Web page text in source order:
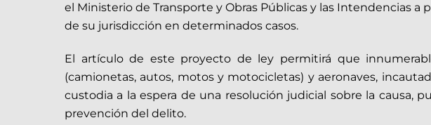
el Ministerio de Transporte y Obras Públicas y las Intendencias
de su jurisdicción en determinados casos.
El artículo de este proyecto de ley permitirá que
(camionetas, autos, motos y motocicletas) y aeronaves,
custodia a la espera de una resolución judicial sobre la causa,
prevención del delito.